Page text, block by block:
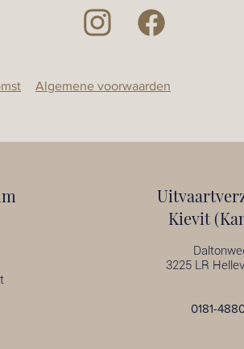
Algemene voorwaarden
Kievit
3225 LR
0181-